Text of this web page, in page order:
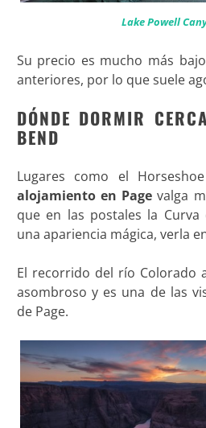
Lake Powell
Su precio es mucho más
anteriores, por lo que suele
DÓNDE DORMIR
BEND
Lugares como el
alojamiento en Page valga
que en las postales la
una apariencia mágica, verla
El recorrido del río Colorado
asombroso y es una de las
de Page.